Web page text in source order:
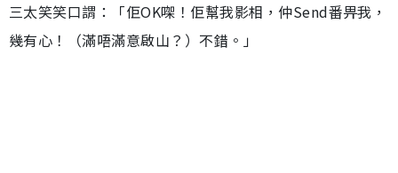
三太笑笑口謂：「佢OK㗎！佢幫我影相，仲Send番畀我，
幾有心！（滿唔滿意啟山？）不錯。」